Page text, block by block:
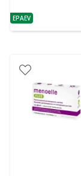
nõuanne
EPAEV